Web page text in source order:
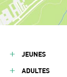
JEUNES
ADULTES